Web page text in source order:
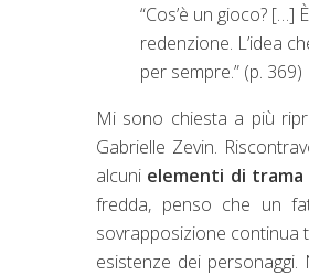
“Cos’è un gioco? […]
redenzione. L’idea
per sempre.” (p. 369)
Mi sono chiesta a più
Gabrielle Zevin.
alcuni elementi di trama
fredda, penso che un
sovrapposizione continua
esistenze dei